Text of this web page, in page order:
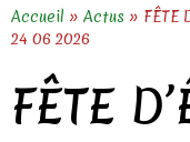
Accueil » Actus » FÊTE
24 06 2026
FÊTE